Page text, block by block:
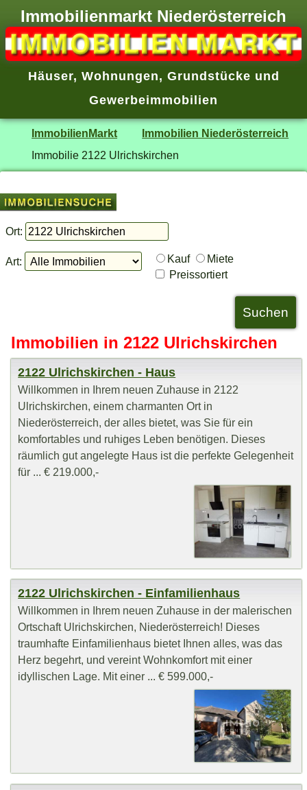
Immobilienmarkt Niederösterreich
Häuser, Wohnungen, Grundstücke und
Gewerbeimmobilien
ImmobilienMarkt
Immobilien Niederösterreich
Immobilie 2122 Ulrichskirchen
Ort:
Art: Kauf
Miete
Preissortiert
Immobilien in 2122 Ulrichskirchen
2122 Ulrichskirchen - Haus
Willkommen in Ihrem neuen Zuhause in 2122
Ulrichskirchen, einem charmanten Ort in
Niederösterreich, der alles bietet, was Sie für ein
komfortables und ruhiges Leben benötigen. Dieses
räumlich gut angelegte Haus ist die perfekte Gelegenheit
für ... € 219.000,-
2122 Ulrichskirchen - Einfamilienhaus
Willkommen in Ihrem neuen Zuhause in der malerischen
Ortschaft Ulrichskirchen, Niederösterreich! Dieses
traumhafte Einfamilienhaus bietet Ihnen alles, was das
Herz begehrt, und vereint Wohnkomfort mit einer
idyllischen Lage. Mit einer ... € 599.000,-